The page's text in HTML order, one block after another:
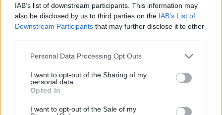
IAB’s list of downstream participants. This information may
also be disclosed by us to third parties on the IAB’s List of
Downstream Participants that may further disclose it to other
Personal Data Processing Opt Outs
I want to opt-out of the Sharing of my
personal data.
Opted In
I want to opt-out of the Sale of my
dött. Enligt granskningen hade 149 djur dött,
däribland fem addaxantiloper, en djurart som
klassas som akut hotat.
Furuviksparken som så kallade ”överskottsdjur”,
det vill säga djur det inte finns utrymme för.
Djurparkerna har själva inte uttalat sig
Djurrättsalliansens granskning.